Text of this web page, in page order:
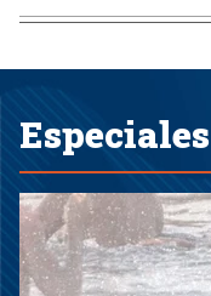
Especiales